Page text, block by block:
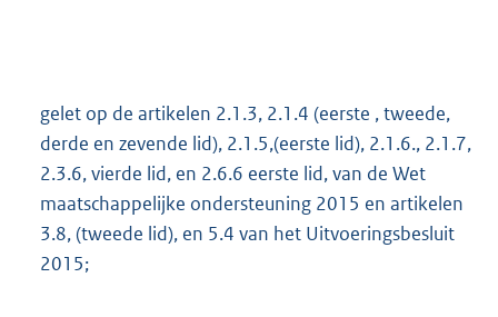
gelet op de artikelen 2.1.3, 2.1.4 (eerste , tweede,
derde en zevende lid), 2.1.5,(eerste lid), 2.1.6., 2.1.7,
2.3.6, vierde lid, en 2.6.6 eerste lid, van de Wet
maatschappelijke ondersteuning 2015 en artikelen
3.8, (tweede lid), en 5.4 van het Uitvoeringsbesluit
2015;